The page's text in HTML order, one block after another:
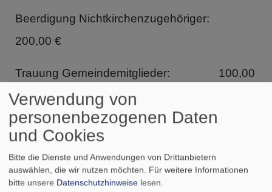
Beerdigung Nichtkirchenzugehöriger:
200,00 €
Trauung Gemeindemitglieder: 100,00
€
Trauung Nicht-Gemeindemitglieder:
Taufe Nicht-Gemeindemitglieder: 75,00
Verwendung von
personenbezogenen Daten
und Cookies
Bitte die Dienste und Anwendungen von Drittanbietern
auswählen, die wir nutzen möchten. Für weitere Informationen
bitte unsere Datenschutzhinweise lesen.